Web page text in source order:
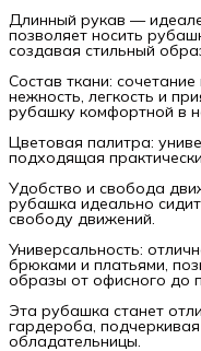
Длинный рукав —
позволяет носить
создавая стильный
Состав ткани:
нежность, легкость и
рубашку комфортной в
Цветовая палитра:
подходящая
Удобство и свобода
рубашка идеально
свободу движений.
Универсальность:
брюками и платьями,
образы от офисного до
Эта рубашка станет
гардероба,
обладательницы.